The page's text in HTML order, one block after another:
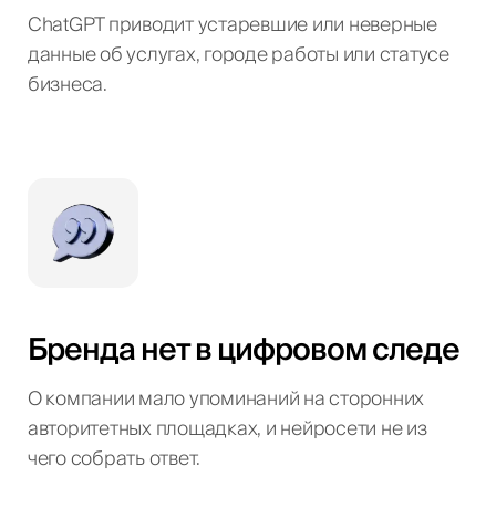
ChatGPT приводит устаревшие или неверные
данные об услугах, городе работы или статусе
бизнеса.
Бренда нет в цифровом следе
О компании мало упоминаний на сторонних
авторитетных площадках, и нейросети не из
чего собрать ответ.